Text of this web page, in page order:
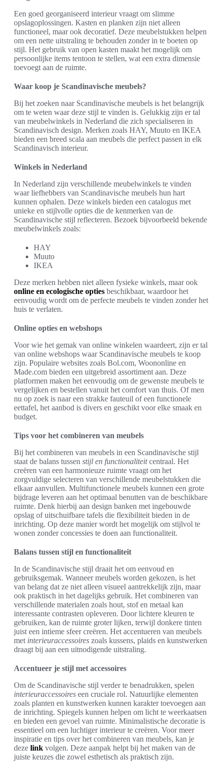
Een goed georganiseerd interieur vraagt om slimme
opslagoplossingen. Kasten en planken zijn niet alleen
functioneel, maar ook decoratief. Deze meubelstukken helpen
om een nette uitstraling te behouden zonder in te boeten op
stijl. Het gebruik van open kasten maakt het mogelijk om
persoonlijke items tentoon te stellen, wat een extra dimensie
toevoegt aan de ruimte.
Waar koop je Scandinavische meubels?
Bij het zoeken naar Scandinavische meubels is het belangrijk
om te weten waar deze stijl te vinden is. Gelukkig zijn er tal
van meubelwinkels in Nederland die zich specialiseren in
Scandinavisch design. Merken zoals HAY, Muuto en IKEA
bieden een breed scala aan meubels die perfect passen in elk
Scandinavisch interieur.
Winkels in Nederland
In Nederland zijn verschillende meubelwinkels te vinden
waar liefhebbers van Scandinavische meubels hun hart
kunnen ophalen. Deze winkels bieden een catalogus met
unieke en stijlvolle opties die de kenmerken van de
Scandinavische stijl reflecteren. Bezoek bijvoorbeeld bekende
meubelwinkels zoals:
HAY
Muuto
IKEA
Deze merken hebben niet alleen fysieke winkels, maar ook
online en ecologische opties beschikbaar, waardoor het
eenvoudig wordt om de perfecte meubels te vinden zonder het
huis te verlaten.
Online opties en webshops
Voor wie het gemak van online winkelen waardeert, zijn er tal
van online webshops waar Scandinavische meubels te koop
zijn. Populaire websites zoals Bol.com, Woononline en
Made.com bieden een uitgebreid assortiment aan. Deze
platformen maken het eenvoudig om de gewenste meubels te
vergelijken en bestellen vanuit het comfort van thuis. Of men
nu op zoek is naar een strakke fauteuil of een functionele
eettafel, het aanbod is divers en geschikt voor elke smaak en
budget.
Tips voor het combineren van meubels
Bij het combineren van meubels in een Scandinavische stijl
staat de balans tussen stijl en functionaliteitcentraal. Het
creëren van een harmonieuze ruimte vraagt om het
zorgvuldige selecteren van verschillende meubelstukken die
elkaar aanvullen. Multifunctionele meubels kunnen een grote
bijdrage leveren aan het optimaal benutten van de beschikbare
ruimte. Denk hierbij aan design banken met ingebouwde
opslag of uitschuifbare tafels die flexibiliteit bieden in de
inrichting. Op deze manier wordt het mogelijk om stijlvol te
wonen zonder concessies te doen aan functionaliteit.
Balans tussen stijl en functionaliteit
In de Scandinavische stijl draait het om eenvoud en
gebruiksgemak. Wanneer meubels worden gekozen, is het
van belang dat ze niet alleen visueel aantrekkelijk zijn, maar
ook praktisch in het dagelijks gebruik. Het combineren van
verschillende materialen zoals hout, stof en metaal kan
interessante contrasten opleveren. Door lichtere kleuren te
gebruiken, kan de ruimte groter lijken, terwijl donkere tinten
juist een intieme sfeer creëren. Het accentueren van meubels
met interieuraccessoires zoals kussens, plaids en kunstwerken
draagt bij aan een uitnodigende uitstraling.
Accentueer je stijl met accessoires
Om de Scandinavische stijl verder te benadrukken, spelen
interieuraccessoires een cruciale rol. Natuurlijke elementen
zoals planten en kunstwerken kunnen karakter toevoegen aan
de inrichting. Spiegels kunnen helpen om licht te weerkaatsen
en bieden een gevoel van ruimte. Minimalistische decoratie is
essentieel om een luchtiger interieur te creëren. Voor meer
inspiratie en tips over het combineren van meubels, kan je
deze link volgen. Deze aanpak helpt bij het maken van de
juiste keuzes die zowel esthetisch als praktisch zijn.